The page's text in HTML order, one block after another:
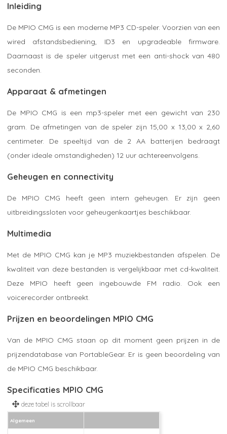
Inleiding
De MPIO CMG is een moderne MP3 CD-speler. Voorzien van een
wired afstandsbediening, ID3 en upgradeable firmware.
Daarnaast is de speler uitgerust met een anti-shock van 480
seconden.
Apparaat & afmetingen
De MPIO CMG is een mp3-speler met een gewicht van 230
gram. De afmetingen van de speler zijn 15,00 x 13,00 x 2,60
centimeter. De speeltijd van de 2 AA batterijen bedraagt
(onder ideale omstandigheden) 12 uur achtereenvolgens.
Geheugen en connectivity
De MPIO CMG heeft geen intern geheugen. Er zijn geen
uitbreidingssloten voor geheugenkaartjes beschikbaar.
Multimedia
Met de MPIO CMG kan je MP3 muziekbestanden afspelen. De
kwaliteit van deze bestanden is vergelijkbaar met cd-kwaliteit.
Deze MPIO heeft geen ingebouwde FM radio. Ook een
voicerecorder ontbreekt.
Prijzen en beoordelingen MPIO CMG
Van de MPIO CMG staan op dit moment geen prijzen in de
prijzendatabase van PortableGear. Er is geen beoordeling van
de MPIO CMG beschikbaar.
Specificaties MPIO CMG
Algemeen